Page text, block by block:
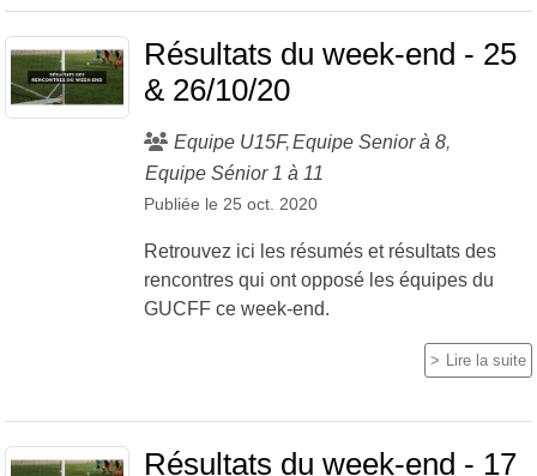
Résultats du week-end - 25
& 26/10/20
Equipe U15F Equipe Senior à 8
Equipe Sénior 1 à 11
Publiée le 25 oct. 2020
Retrouvez ici les résumés et résultats des
rencontres qui ont opposé les équipes du
GUCFF ce week-end.
Lire la suite
Résultats du week-end - 17